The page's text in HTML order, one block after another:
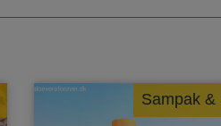
Sampak &